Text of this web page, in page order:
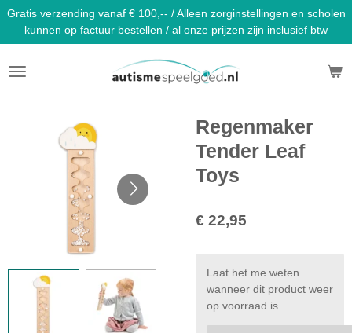
Ga
direct
naar
de
hoofdinhoud
Gratis verzending vanaf € 100,-- / Alleen zorginstellingen en scholen
kunnen op factuur bestellen / al onze prijzen zijn inclusief btw
Regenmaker
Tender Leaf
Toys
€ 22,95
Laat het me weten
wanneer dit product weer
op voorraad is.